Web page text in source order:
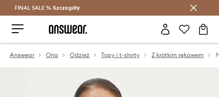
Oszczędzaj z Answear Club >
FINAL SALE % Szczegóły
Answear Ona Odzież Topy i t-shirty Z krótkim rękawem